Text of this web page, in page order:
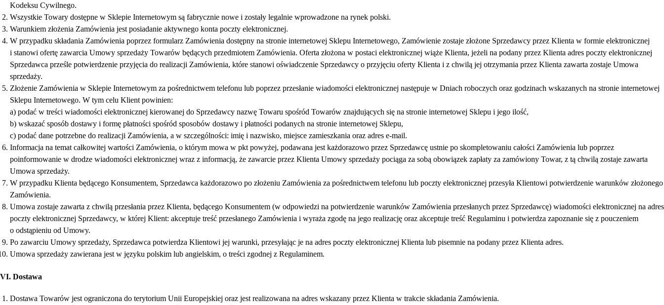
Kodeksu Cywilnego.
Wszystkie Towary dostępne w Sklepie Internetowym są fabrycznie nowe i zostały legalnie wprowadzone na rynek polski.
Warunkiem złożenia Zamówienia jest posiadanie aktywnego konta poczty elektronicznej.
W przypadku składania Zamówienia poprzez formularz Zamówienia dostępny na stronie internetowej Sklepu Internetowego, Zamówienie zostaje złożone Sprzedawcy przez Klienta w formie elektronicznej
i stanowi ofertę zawarcia Umowy sprzedaży Towarów będących przedmiotem Zamówienia. Oferta złożona w postaci elektronicznej wiąże Klienta, jeżeli na podany przez Klienta adres poczty elektronicznej
Sprzedawca prześle potwierdzenie przyjęcia do realizacji Zamówienia, które stanowi oświadczenie Sprzedawcy o przyjęciu oferty Klienta i z chwilą jej otrzymania przez Klienta zawarta zostaje Umowa
sprzedaży.
Złożenie Zamówienia w Sklepie Internetowym za pośrednictwem telefonu lub poprzez przesłanie wiadomości elektronicznej następuje w Dniach roboczych oraz godzinach wskazanych na stronie internetowej
Sklepu Internetowego. W tym celu Klient powinien:
a) podać w treści wiadomości elektronicznej kierowanej do Sprzedawcy nazwę Towaru spośród Towarów znajdujących się na stronie internetowej Sklepu i jego ilość,
b) wskazać sposób dostawy i formę płatności spośród sposobów dostawy i płatności podanych na stronie internetowej Sklepu,
c) podać dane potrzebne do realizacji Zamówienia, a w szczególności: imię i nazwisko, miejsce zamieszkania oraz adres e-mail.
Informacja na temat całkowitej wartości Zamówienia, o którym mowa w pkt powyżej, podawana jest każdorazowo przez Sprzedawcę ustnie po skompletowaniu całości Zamówienia lub poprzez
poinformowanie w drodze wiadomości elektronicznej wraz z informacją, że zawarcie przez Klienta Umowy sprzedaży pociąga za sobą obowiązek zapłaty za zamówiony Towar, z tą chwilą zostaje zawarta
Umowa sprzedaży.
W przypadku Klienta będącego Konsumentem, Sprzedawca każdorazowo po złożeniu Zamówienia za pośrednictwem telefonu lub poczty elektronicznej przesyła Klientowi potwierdzenie warunków złożonego
Zamówienia.
Umowa zostaje zawarta z chwilą przesłania przez Klienta, będącego Konsumentem (w odpowiedzi na potwierdzenie warunków Zamówienia przesłanych przez Sprzedawcę) wiadomości elektronicznej na adres
poczty elektronicznej Sprzedawcy, w której Klient: akceptuje treść przesłanego Zamówienia i wyraża zgodę na jego realizację oraz akceptuje treść Regulaminu i potwierdza zapoznanie się z pouczeniem
o odstąpieniu od Umowy.
Po zawarciu Umowy sprzedaży, Sprzedawca potwierdza Klientowi jej warunki, przesyłając je na adres poczty elektronicznej Klienta lub pisemnie na podany przez Klienta adres.
Umowa sprzedaży zawierana jest w języku polskim lub angielskim, o treści zgodnej z Regulaminem.
VI. Dostawa
Dostawa Towarów jest ograniczona do terytorium Unii Europejskiej oraz jest realizowana na adres wskazany przez Klienta w trakcie składania Zamówienia.